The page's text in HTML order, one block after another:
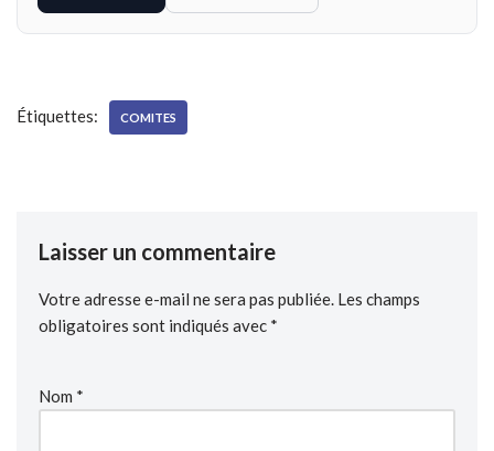
Étiquettes: COMITES
Laisser un commentaire
Votre adresse e-mail ne sera pas publiée. Les champs
obligatoires sont indiqués avec *
Nom *